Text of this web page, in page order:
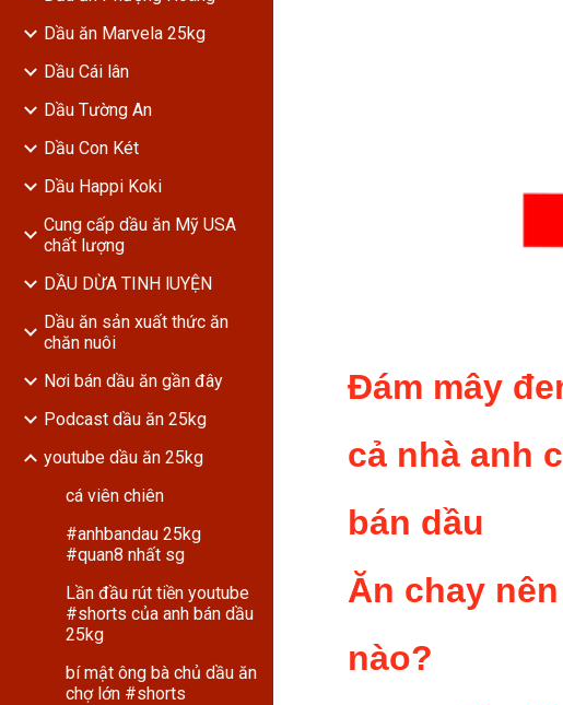
Dầu ăn Marvela 25kg
Dầu Cái lân
Dầu Tường An
Dầu Con Két
Dầu Happi Koki
Cung cấp dầu ăn Mỹ USA
chất lượng
DẦU DỪA TINH lUYỆN
Dầu ăn sản xuất thức ăn
chăn nuôi
Nơi bán dầu ăn gần đây
Podcast dầu ăn 25kg
youtube dầu ăn 25kg
cá viên chiên
#anhbandau 25kg
#quan8 nhất sg
Lần đầu rút tiền youtube
#shorts của anh bán dầu
25kg
bí mật ông bà chủ dầu ăn
chợ lớn #shorts
Đám mây
cả nhà anh
bán dầu
Ăn chay
nào?